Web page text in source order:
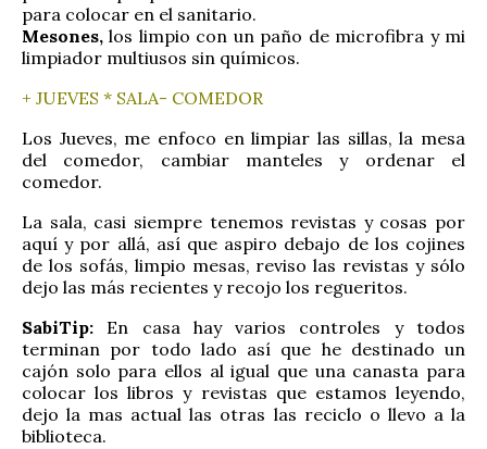
para colocar en el sanitario.
Mesones, los limpio con un paño de microfibra y mi
limpiador multiusos sin químicos.
+ JUEVES * SALA- COMEDOR
Los Jueves, me enfoco en limpiar las sillas, la mesa
del comedor, cambiar manteles y ordenar el
comedor.
La sala, casi siempre tenemos revistas y cosas por
aquí y por allá, así que aspiro debajo de los cojines
de los sofás, limpio mesas, reviso las revistas y sólo
dejo las más recientes y recojo los regueritos.
SabiTip: En casa hay varios controles y todos
terminan por todo lado así que he destinado un
cajón solo para ellos al igual que una canasta para
colocar los libros y revistas que estamos leyendo,
dejo la mas actual las otras las reciclo o llevo a la
biblioteca.